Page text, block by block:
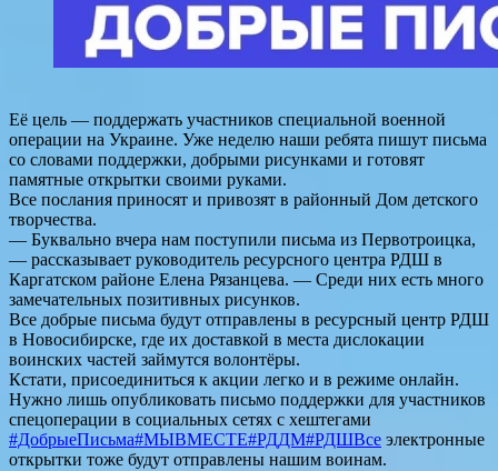
Её цель — поддержать участников специальной военной
операции на Украине. Уже неделю наши ребята пишут письма
со словами поддержки, добрыми рисунками и готовят
памятные открытки своими руками.
Все послания приносят и привозят в районный Дом детского
творчества.
— Буквально вчера нам поступили письма из Первотроицка,
— рассказывает руководитель ресурсного центра РДШ в
Каргатском районе Елена Рязанцева. — Среди них есть много
замечательных позитивных рисунков.
Все добрые письма будут отправлены в ресурсный центр РДШ
в Новосибирске, где их доставкой в места дислокации
воинских частей займутся волонтёры.
Кстати, присоединиться к акции легко и в режиме онлайн.
Нужно лишь опубликовать письмо поддержки для участников
спецоперации в социальных сетях с хештегами
#ДобрыеПисьма#МЫВМЕСТЕ#РДДМ#РДШВсе электронные
открытки тоже будут отправлены нашим воинам.